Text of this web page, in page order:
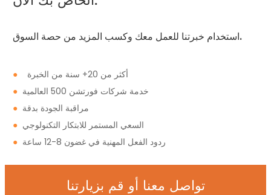
استخدام خبرتنا للعمل معك وكسب المزيد من حصة السوق.
●
أكثر من 20+ سنة من الخبرة
●
خدمة شركات فورتشن 500 العالمية
● مراقبة الجودة بدقة
● السعي المستمر للابتكار التكنولوجي
●
ردود الفعل المهنية في غضون 8-12 ساعة
تواصل معنا أو قم بزيارتنا